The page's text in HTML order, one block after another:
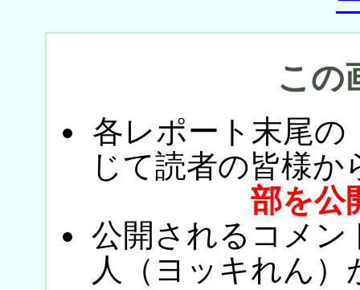
この
各レポート末尾の
じて読者の皆様か
部を公
公開されるコメン
人（ヨッキれん